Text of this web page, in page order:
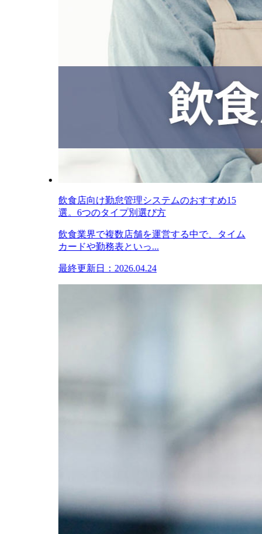
飲食店向け勤怠管理システムのおすすめ15
選。6つのタイプ別選び方
飲食業界で複数店舗を運営する中で、タイム
カードや勤務表といっ...
最終更新日：2026.04.24